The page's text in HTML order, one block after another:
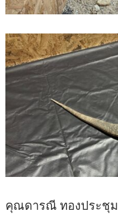
คุณดารณี ทองประชุม